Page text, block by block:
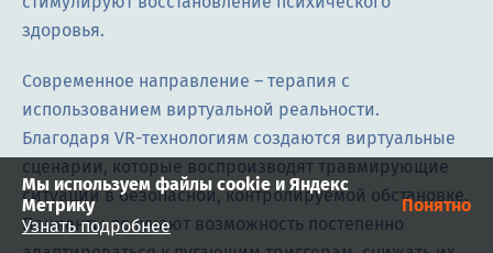
здоровья.
Современное направление – терапия с
использованием виртуальной реальности.
Благодаря VR-технологиям создаются виртуальные
сценарии, которые воспроизводят травмирующие
ситуации в безопасной, контролируемой обстановке.
Пациенты получают возможность постепенно
Мы используем файлы cookie и Яндекс
Метрику
Узнать подробнее
Понятно